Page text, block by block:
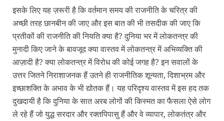
इसके लिए यह ज़रूरी है कि वर्तमान समय की राजनीति के चरित्र की
अच्छी तरह छानबीन की जाए और इस बात की भी तसदीक की जाए कि
प्रतीकों की राजनीति की नियति क्या है?दुनिया भर में लोकतन्त्र की
मुनादी किए जाने के बावजूद क्या वास्तव में लोकतन्त्र में अभिव्यक्ति की
आज़ादी है?क्या लोकतन्त्र में विरोध की कोई जगह है?इन सवालों के
उत्तर जितने निराशाजनक हैं उतने ही राजनीतिक शून्यता,दिशाभ्रम और
इच्छाशक्ति के अभाव के भी द्योतक हैं। यह परिदृश्य वास्तव में इस हद तक
दुखदायी है कि दुनिया के सात अरब लोगों की किस्मत का फैसला ऐसे लोग
ले रहे हैं जो युद्ध सरदार और रक्तपिपासु हैं और वे व्यापार,लोकतंत्र और